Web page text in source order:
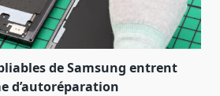
de Samsung entrent
d’autoréparation